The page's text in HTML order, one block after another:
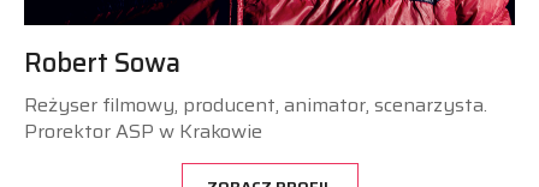
Robert Sowa
Reżyser filmowy, producent, animator, scenarzysta.
Prorektor ASP w Krakowie